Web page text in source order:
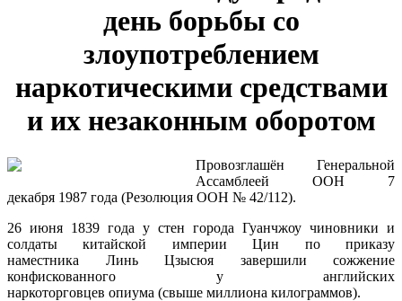
день борьбы со
злоупотреблением
наркотическими средствами
и их незаконным оборотом
Провозглашён Генеральной
Ассамблеей ООН 7
декабря 1987 года (Резолюция ООН № 42/112).
26 июня 1839 года у стен города Гуанчжоу чиновники и
солдаты китайской империи Цин по приказу
наместника Линь Цзысюя завершили сожжение
конфискованного у английских
наркоторговцев опиума (свыше миллиона килограммов).